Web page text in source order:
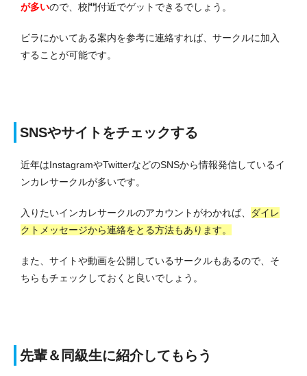
が多いので、校門付近でゲットできるでしょう。
ビラにかいてある案内を参考に連絡すれば、サークルに加入
することが可能です。
SNSやサイトをチェックする
近年はInstagramやTwitterなどのSNSから情報発信しているイ
ンカレサークルが多いです。
入りたいインカレサークルのアカウントがわかれば、
ダイレ
クトメッセージから連絡をとる方法もあります。
また、サイトや動画を公開しているサークルもあるので、そ
ちらもチェックしておくと良いでしょう。
先輩＆同級生に紹介してもらう